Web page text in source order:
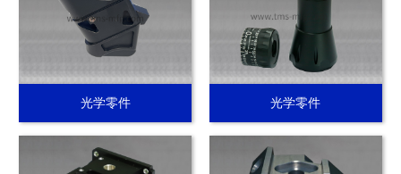
光学零件 光学零件